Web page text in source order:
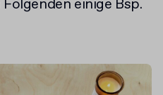
einige Bsp.